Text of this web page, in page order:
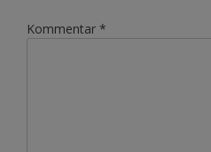
Kommentar *